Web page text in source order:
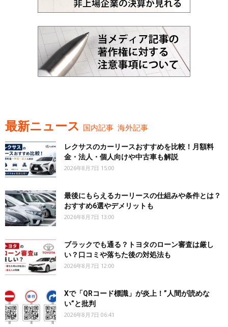
最新ニュース 国内記事 海外記事
レクサスのカーリースおすすめを比較！月額料
金・法人・個人向けや中古車も解説
2026年8月7日 15:00
最後にもらえるカーリースの仕組みや条件とは？
おすすめ6選やデメリットも
2026年8月7日 13:00
ブラックでも通る？トヨタのローン審査は厳し
い？口コミや落ちた後の対処法も
2026年8月7日 12:00
Xで「QRコード標識」が炎上！”人間が読めな
い”と批判
2026年8月7日 06:41